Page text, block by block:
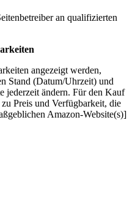
an qualifizierten
angezeigt werden,
Stand (Datum/Uhrzeit) und
jederzeit ändern. Für den Kauf
Preis und Verfügbarkeit, die
Amazon-Website(s)]